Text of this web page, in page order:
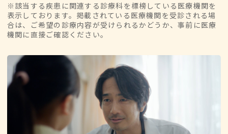
※該当する疾患に関連する診療科を標榜している医療機関を
表示しております。掲載されている医療機関を受診される場
合は、ご希望の診療内容が受けられるかどうか、事前に医療
機関に直接ご確認ください。